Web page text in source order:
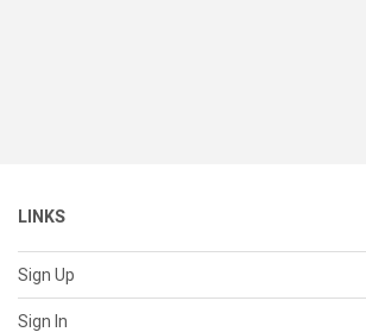
LINKS
Sign Up
Sign In